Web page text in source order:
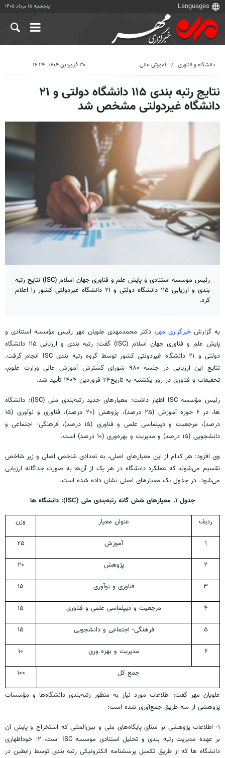
پنجشنبه ۱۵ مرداد ۱۴۰۵
دانشگاه و فناوری آموزش عالی ۳۰ فروردین ۱۴۰۴، ۱۶:۲۴
نتایج رتبه بندی ۱۱۵ دانشگاه دولتی و ۲۱
دانشگاه غیردولتی مشخص شد
رئیس موسسه استنادی و پایش علم و فناوری جهان اسلام (ISC) نتایج رتبه
بندی و ارزیابی ۱۱۵ دانشگاه دولتی و ۲۱ دانشگاه غیردولتی کشور را اعلام
کرد.
به گزارش خبرگزاری مهر، دکتر محمدمهدی علویان مهر رئیس مؤسسه استنادی و
پایش علم و فناوری جهان اسلام (ISC) گفت: رتبه بندی و ارزیابی ۱۱۵ دانشگاه
دولتی و ۲۱ دانشگاه غیردولتی کشور توسط گروه رتبه بندی ISC انجام گرفت.
نتایج این ارزیابی در جلسه ۹۸۰ شورای گسترش آموزش عالی وزارت علوم،
تحقیقات و فناوری در روز یکشنبه به تاریخ۲۴ فروردین ۱۴۰۴ تأیید شد.
رئیس مؤسسه ISC اظهار داشت: معیارهای جدید رتبه‌بندی ملی (ISC): دانشگاه
ها، در ۶ حوزه آموزش (۲۵ درصد)، پژوهش (۲۰ درصد)، فناوری و نوآوری (۱۵
درصد)، مرجعیت و دیپلماسی علمی و فناوری (۱۵ درصد)، فرهنگی- اجتماعی و
دانشجویی (۱۵ درصد) و مدیریت و بهره‌وری (۱۰ درصد) است.
وی افزود: هر کدام از این معیارهای اصلی، به تعدادی شاخص اصلی و زیر شاخص
تقسیم می‌شوند که عملکرد دانشگاه در هر یک از آن‌ها به صورت جداگانه ارزیابی
می‌شود. در جدول یک معیارهای اصلی نشان داده شده است.
جدول ۱. معیارهای شش گانه رتبه‌بندی ملی (ISC): دانشگاه ها
ردیف عنوان معیار وزن
۱ آموزش ۲۵
۲ پژوهش ۲۰
۳ فناوری و نوآوری ۱۵
۴ مرجعیت و دیپلماسی علمی و فناوری ۱۵
۵ فرهنگی- اجتماعی و دانشجویی ۱۵
۶ مدیریت و بهره وری ۱۰
جمع کل ۱۰۰
علویان مهر گفت: اطلاعات مورد نیاز به منظور رتبه‌بندی دانشگاه‌ها و مؤسسات
پژوهشی از سه طریق جمع‌آوری شده است:
۱- اطلاعات پژوهشی بر مبنای پایگاه‌های ملی و بین‌المللی که استخراج و پایش آن
بر عهده مدیریت رتبه بندی و تحلیل استنادی موسسه ISC است، ۲- خوداظهاری
دانشگاه ها که از طریق تکمیل پرسشنامه الکترونیکی رتبه بندی توسط رابطین در